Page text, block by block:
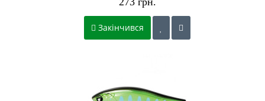
Закінчився